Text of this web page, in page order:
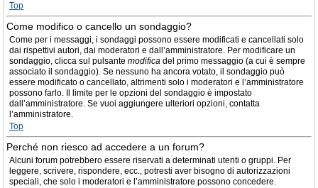
Top
Come modifico o cancello un sondaggio?
Come per i messaggi, i sondaggi possono essere modificati e cancellati solo
dai rispettivi autori, dai moderatori e dall’amministratore. Per modificare un
sondaggio, clicca sul pulsante modifica del primo messaggio (a cui è sempre
associato il sondaggio). Se nessuno ha ancora votato, il sondaggio può
essere modificato o cancellato, altrimenti solo i moderatori e l’amministratore
possono farlo. Il limite per le opzioni del sondaggio è impostato
dall’amministratore. Se vuoi aggiungere ulteriori opzioni, contatta
l’amministratore.
Top
Perché non riesco ad accedere a un forum?
Alcuni forum potrebbero essere riservati a determinati utenti o gruppi. Per
leggere, scrivere, rispondere, ecc., potresti aver bisogno di autorizzazioni
speciali, che solo i moderatori e l’amministratore possono concedere.